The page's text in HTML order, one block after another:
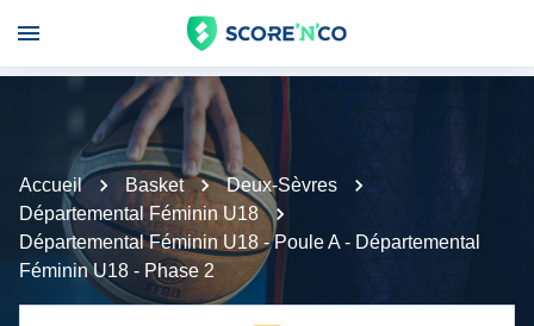
Accueil Basket
Deux-Sèvres
Départemental Féminin U18
Départemental Féminin U18 - Poule A - Départemental
Féminin U18 - Phase 2